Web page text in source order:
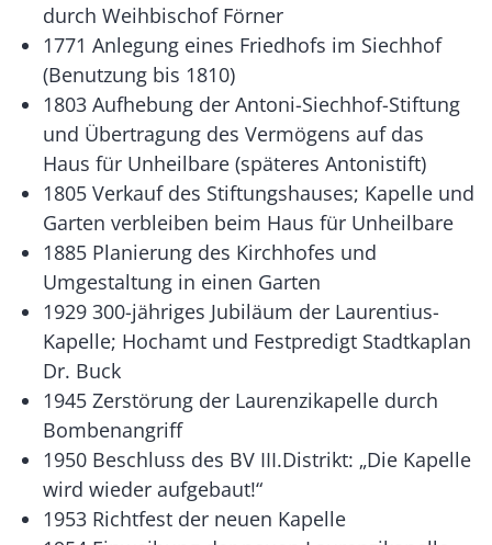
durch Weihbischof Förner
1771 Anlegung eines Friedhofs im Siechhof
(Benutzung bis 1810)
1803 Aufhebung der Antoni-Siechhof-Stiftung
und Übertragung des Vermögens auf das
Haus für Unheilbare (späteres Antonistift)
1805 Verkauf des Stiftungshauses; Kapelle und
Garten verbleiben beim Haus für Unheilbare
1885 Planierung des Kirchhofes und
Umgestaltung in einen Garten
1929 300-jähriges Jubiläum der Laurentius-
Kapelle; Hochamt und Festpredigt Stadtkaplan
Dr. Buck
1945 Zerstörung der Laurenzikapelle durch
Bombenangriff
1950 Beschluss des BV III.Distrikt: „Die Kapelle
wird wieder aufgebaut!“
1953 Richtfest der neuen Kapelle